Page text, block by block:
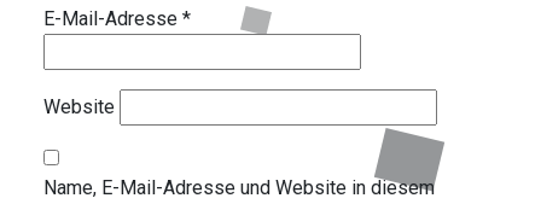
E-Mail-Adresse *
Website
Name, E-Mail-Adresse und Website in diesem